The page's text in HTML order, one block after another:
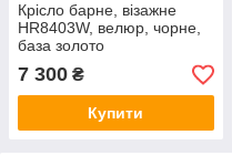
Крісло барне, візажне
НR8403W, велюр, чорне,
база золото
7 300 ₴
Купити